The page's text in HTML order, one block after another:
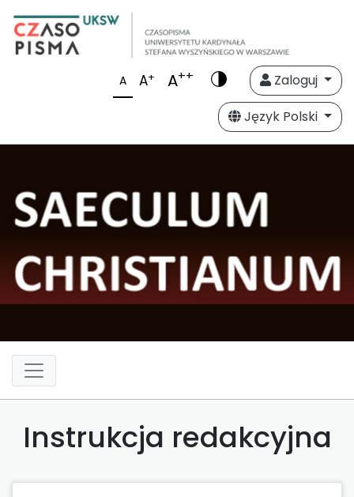
A A+ A++
Zaloguj
Język Polski
Instrukcja redakcyjna